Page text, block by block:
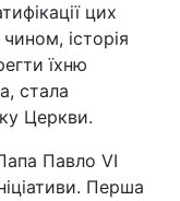
цих
історія
їхню
стала
Церкви.
Павло VI
Перша